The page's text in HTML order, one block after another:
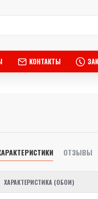
КОНТАКТЫ
ОТЗЫВЫ
ХАРАКТЕРИСТИКА (ОБОИ)